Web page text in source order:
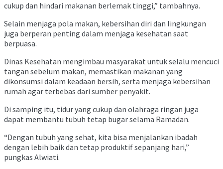
cukup dan hindari makanan berlemak tinggi,” tambahnya.
Selain menjaga pola makan, kebersihan diri dan lingkungan
juga berperan penting dalam menjaga kesehatan saat
berpuasa.
Dinas Kesehatan mengimbau masyarakat untuk selalu mencuci
tangan sebelum makan, memastikan makanan yang
dikonsumsi dalam keadaan bersih, serta menjaga kebersihan
rumah agar terbebas dari sumber penyakit.
Di samping itu, tidur yang cukup dan olahraga ringan juga
dapat membantu tubuh tetap bugar selama Ramadan.
“Dengan tubuh yang sehat, kita bisa menjalankan ibadah
dengan lebih baik dan tetap produktif sepanjang hari,”
pungkas Alwiati.